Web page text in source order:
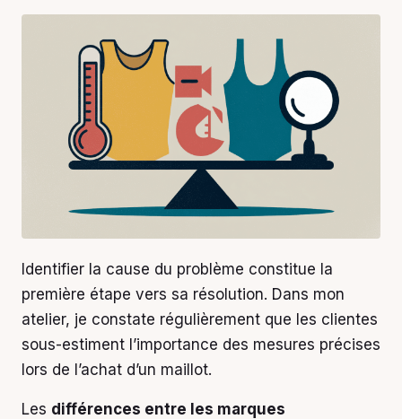
Identifier la cause du problème constitue la
première étape vers sa résolution. Dans mon
atelier, je constate régulièrement que les clientes
sous-estiment l’importance des mesures précises
lors de l’achat d’un maillot.
Les différences entre les marques